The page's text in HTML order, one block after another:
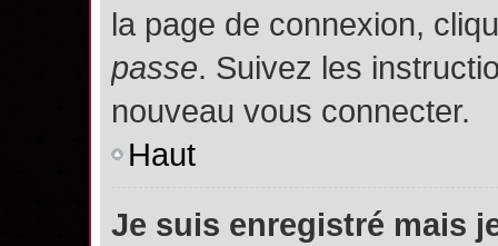
la page de connexion,
passe. Suivez les
nouveau vous connecter.
Haut
Je suis enregistré mais